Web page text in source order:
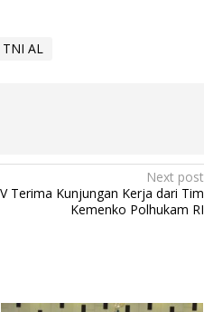
AL
Next post
Terima Kunjungan Kerja dari Tim
Kemenko Polhukam RI